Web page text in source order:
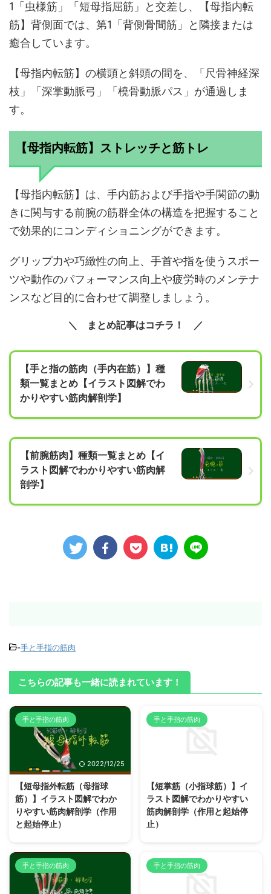
1「虫様筋」「短母指屈筋」と交差し、【母指内転
筋】背側面では、第1「背側骨間筋」と隣接または
癒合しています。
【母指内転筋】の横頭と斜頭の間を、「尺骨神経深
枝」「深掌動脈弓」「橈骨動脈パス」が通過しま
す。
【母指内転筋】ストレッチと筋トレ
【母指内転筋】は、手内筋および手指や手関節の動
きに関与する前腕の筋群全体の構造を把握すること
で効果的にコンディショニングができます。
グリップ力や巧緻性の向上、手首や指を使うスポー
ツや動作のパフォーマンス向上や疲労時のメンテナ
ンスなど目的に合わせて調整しましょう。
まとめ記事はコチラ！
【手と指の筋肉（手内在筋）】種
類一覧まとめ【イラスト図解でわ
かりやすい筋肉解剖学】
【前腕筋肉】種類一覧まとめ【イ
ラスト図解でわかりやすい筋肉解
剖学】
-手と手指の筋肉
こちらの記事も一緒に読まれています！
手と手指の筋肉
2022/12/25
【短母指外転筋（母指球
筋）】イラスト図解でわか
りやすい筋肉解剖学（作用
と起始停止）
独立した外転運動（他の指や掌か
ら離す）に作用する筋肉 【短母
指外転筋】解剖学構造（起始停
止、作用、神経支配）についてイ
手と手指の筋肉
【短掌筋（小指球筋）】イ
ラスト図解でわかりやすい
筋肉解剖学（作用と起始停
止）
造（起始停止、作用、神経支配）
についてイラスト図解を使ってわ
手と手指の筋肉 手と手指の筋肉